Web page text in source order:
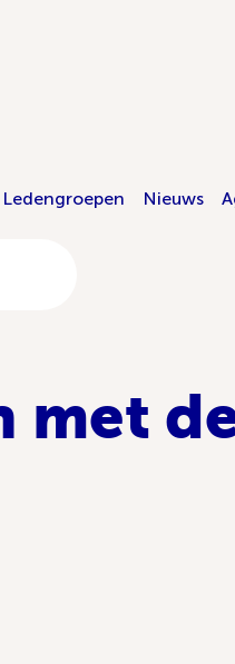
Ledengroepen Nieuws
met